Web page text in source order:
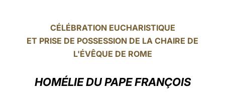
LATINE
CÉLÉBRATION EUCHARISTIQUE
ET PRISE DE POSSESSION DE LA CHAIRE DE
L'ÉVÊQUE DE ROME
HOMÉLIE DU PAPE FRANÇOIS